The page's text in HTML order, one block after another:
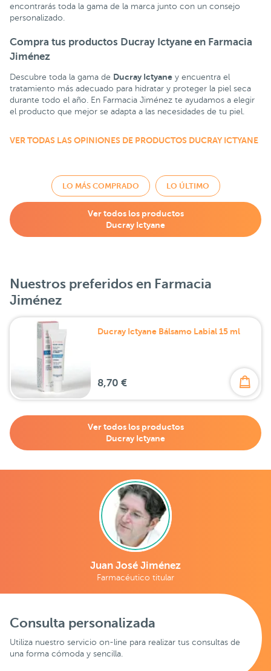
encontrarás toda la gama de la marca junto con un consejo
personalizado.
Compra tus productos Ducray Ictyane en Farmacia
Jiménez
Descubre toda la gama de Ducray Ictyane y encuentra el
tratamiento más adecuado para hidratar y proteger la piel seca
durante todo el año. En Farmacia Jiménez te ayudamos a elegir
el producto que mejor se adapta a las necesidades de tu piel.
VER TODAS LAS OPINIONES DE PRODUCTOS DUCRAY ICTYANE
LO MÁS COMPRADO LO ÚLTIMO
Ver todos los productos
Ducray Ictyane
Nuestros preferidos en Farmacia
Jiménez
Ducray Ictyane Bálsamo Labial 15 ml
8,70 €
Ver todos los productos
Ducray Ictyane
Juan José Jiménez
Farmacéutico titular
Consulta personalizada
Utiliza nuestro servicio on-line para realizar tus consultas de
una forma cómoda y sencilla.